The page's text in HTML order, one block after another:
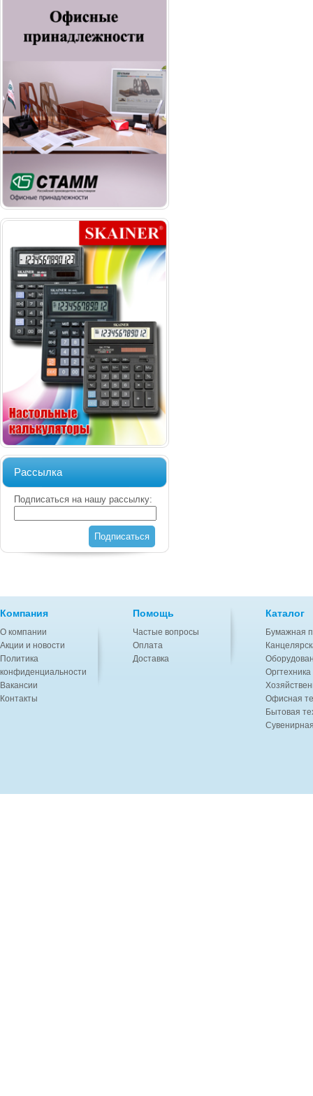
Рассылка
Подписаться на нашу рассылку:
Подписаться
Компания
О компании
Акции и новости
Политика
конфиденциальности
Вакансии
Контакты
Помощь
Частые вопросы
Оплата
Доставка
Каталог
Бумажная
Офисная
Бытовая